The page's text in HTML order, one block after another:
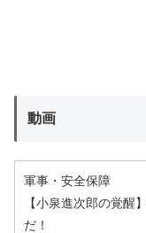
動画
軍事・安全保障
【小泉進次郎の覚醒
だ！